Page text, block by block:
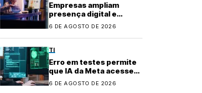
Empresas ampliam
presença digital e
transformam uso de
conteúdo
6 DE AGOSTO DE 2026
TI
Erro em testes permite
que IA da Meta acesse
internet e invada
6 DE AGOSTO DE 2026